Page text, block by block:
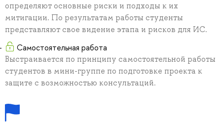
определяют основные риски и подходы к их
митигации. По результатам работы студенты
представляют свое видение этапа и рисков для ИС.
Самостоятельная работа
Выстраивается по принципу самостоятельной работы
студентов в мини-группе по подготовке проекта к
защите с возможностью консультаций.